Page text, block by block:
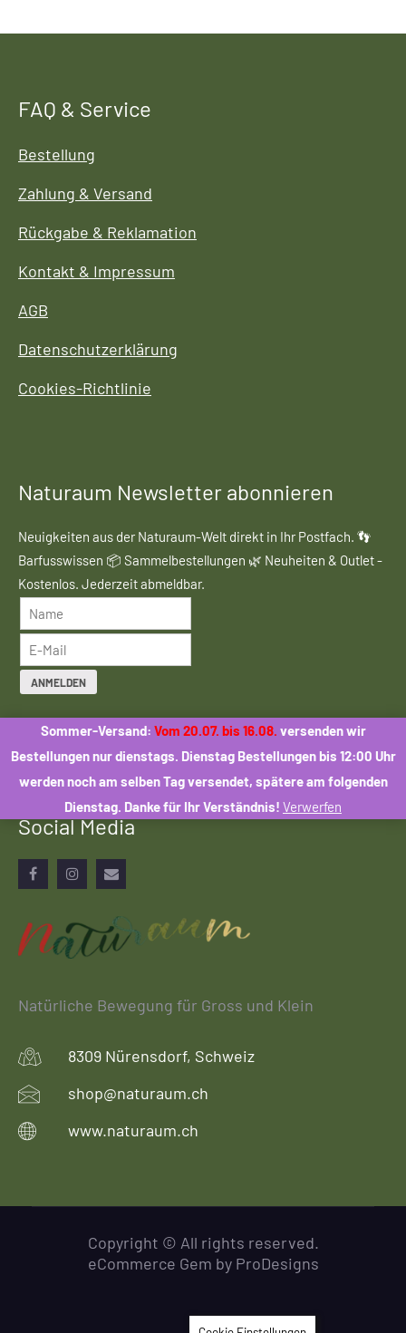
Sommer-Versand: Vom 20.07. bis 16.08. versenden wir
Bestellungen nur dienstags. Dienstag Bestellungen bis 12:00 Uhr
werden noch am selben Tag versendet, spätere am folgenden
Dienstag. Danke für Ihr Verständnis! Verwerfen
FAQ & Service
Bestellung
Zahlung & Versand
Rückgabe & Reklamation
Kontakt & Impressum
AGB
Datenschutzerklärung
Cookies-Richtlinie
Naturaum Newsletter abonnieren
Neuigkeiten aus der Naturaum-Welt direkt in Ihr Postfach. 👣
Barfusswissen 📦 Sammelbestellungen 🌿 Neuheiten & Outlet -
Kostenlos. Jederzeit abmeldbar.
ANMELDEN
Mit der Anmeldung stimmen Sie dem Erhalt des Naturaum-
Newsletters zu. Eine Weitergabe Ihrer Daten an Dritte erfolgt
nicht.
Social Media
Natürliche Bewegung für Gross und Klein
8309 Nürensdorf, Schweiz
shop@naturaum.ch
www.naturaum.ch
Copyright © All rights reserved.
eCommerce Gem by ProDesigns